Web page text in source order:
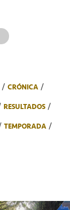
CRÓNICA
RESULTADOS
TEMPORADA